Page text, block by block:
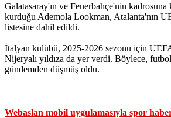
Galatasaray'ın ve Fenerbahçe'nin
kurduğu Ademola Lookman, Atalanta'nın
listesine dahil edildi.
İtalyan kulübü, 2025-2026 sezonu için
Nijeryalı yıldıza da yer verdi. Böylece,
gündemden düşmüş oldu.
Webaslan mobil uygulamasıyla spor